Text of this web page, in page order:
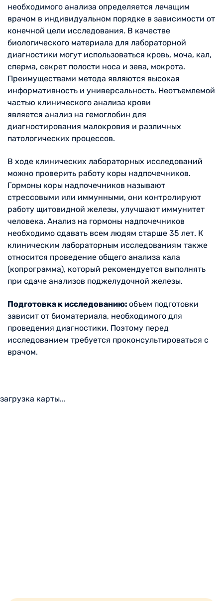
необходимого анализа определяется лечащим
врачом в индивидуальном порядке в зависимости от
конечной цели исследования. В качестве
биологического материала для лабораторной
диагностики могут использоваться кровь, моча, кал,
сперма, секрет полости носа и зева, мокрота.
Преимуществами метода являются высокая
информативность и универсальность. Неотъемлемой
частью клинического анализа крови
является анализ на гемоглобин для
диагностирования малокровия и различных
патологических процессов.
В ходе клинических лабораторных исследований
можно проверить работу коры надпочечников.
Гормоны коры надпочечников называют
стрессовыми или иммунными, они контролируют
работу щитовидной железы, улучшают иммунитет
человека. Анализ на гормоны надпочечников
необходимо сдавать всем людям старше 35 лет. К
клиническим лабораторным исследованиям также
относится проведение общего анализа кала
(копрограмма), который рекомендуется выполнять
при сдаче анализов поджелудочной железы.
Подготовка к исследованию: объем подготовки
зависит от биоматериала, необходимого для
проведения диагностики. Поэтому перед
исследованием требуется проконсультироваться с
врачом.
загрузка карты...